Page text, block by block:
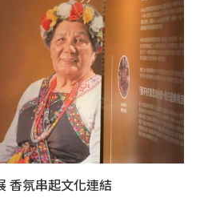
香氛串起文化連結